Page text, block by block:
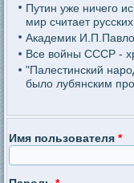
Путин уже ничего
мир считает
Академик
Все войны СССР -
"Палестинский
было лубянским
Имя пользователя*